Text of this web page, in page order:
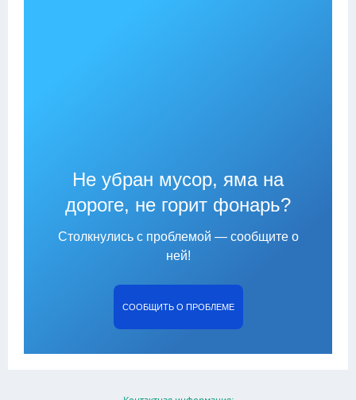
Не убран мусор, яма на
дороге, не горит фонарь?
Столкнулись с проблемой — сообщите о
ней!
СООБЩИТЬ О ПРОБЛЕМЕ